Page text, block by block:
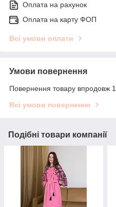
Оплата на рахунок
Оплата на карту ФОП
Всі умови оплати
Умови повернення
Повернення товару впродовж
Всі умови повернення
Подібні товари компанії